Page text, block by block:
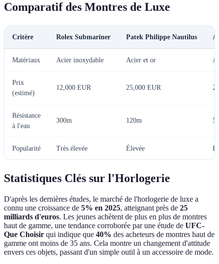
Comparatif des Montres de Luxe
Critère Rolex Submariner Patek Philippe Nautilus
Matériaux Acier inoxydable Acier et or
Prix
(estimé)
12,000 EUR 25,000 EUR
Résistance
à l'eau
300m 120m
Popularité Très élevée Élevée
Statistiques Clés sur l'Horlogerie
D'après les dernières études, le marché de l'horlogerie de luxe a
connu une croissance de 5% en 2025, atteignant près de 25
milliards d'euros. Les jeunes achètent de plus en plus de montres
haut de gamme, une tendance corroborée par une étude de UFC-
Que Choisir qui indique que 40% des acheteurs de montres haut de
gamme ont moins de 35 ans. Cela montre un changement d'attitude
envers ces objets, passant d'un simple outil à un accessoire de mode.